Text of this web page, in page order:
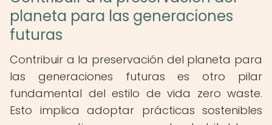
planeta para las generaciones
futuras
Contribuir a la preservación del planeta para
las generaciones futuras es otro pilar
fundamental del estilo de vida zero waste.
Esto implica adoptar prácticas sostenibles